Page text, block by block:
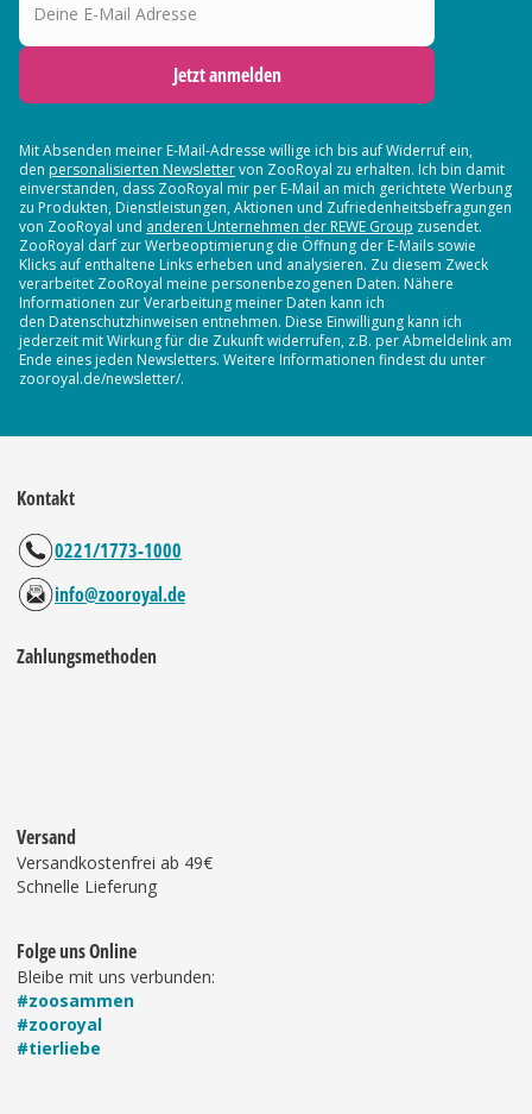
Jetzt anmelden
Mit Absenden meiner E-Mail-Adresse willige ich bis auf Widerruf ein,
den personalisierten Newslettervon ZooRoyal zu erhalten. Ich bin damit
einverstanden, dass ZooRoyal mir per E-Mail an mich gerichtete Werbung
zu Produkten, Dienstleistungen, Aktionen und Zufriedenheitsbefragungen
von ZooRoyal und anderen Unternehmen der REWE Group zusendet.
ZooRoyal darf zur Werbeoptimierung die Öffnung der E-Mails sowie
Klicks auf enthaltene Links erheben und analysieren. Zu diesem Zweck
verarbeitet ZooRoyal meine personenbezogenen Daten. Nähere
Informationen zur Verarbeitung meiner Daten kann ich
den Datenschutzhinweisen entnehmen. Diese Einwilligung kann ich
jederzeit mit Wirkung für die Zukunft widerrufen, z.B. per Abmeldelink am
Ende eines jeden Newsletters. Weitere Informationen findest du unter
zooroyal.de/newsletter/.
Kontakt
0221/1773-1000
info@zooroyal.de
Zahlungsmethoden
Versand
Versandkostenfrei ab 49€
Schnelle Lieferung
Folge uns Online
Bleibe mit uns verbunden:
#zoosammen
#zooroyal
#tierliebe